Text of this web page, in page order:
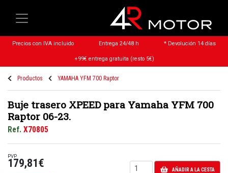
Precios con IVA incluido Entrega 24/48 h * Devolución 14 días
+99€ entrega gratuita (resto 5€)
Productos YAMAHA YFM 700 Raptor
Buje trasero XPEED para Yamaha YFM 700
Raptor 06-23.
Ref. X70805
PVP
179,81€
AÑADIR A LA CESTA